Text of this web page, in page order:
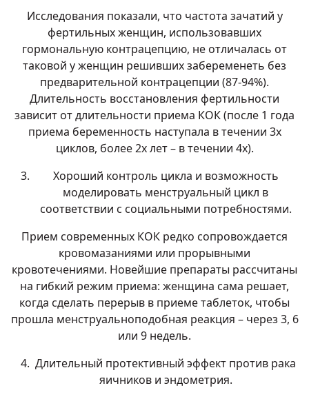
Исследования показали, что частота зачатий у
фертильных женщин, использовавших
гормональную контрацепцию, не отличалась от
таковой у женщин решивших забеременеть без
предварительной контрацепции (87-94%).
Длительность восстановления фертильности
зависит от длительности приема КОК (после 1 года
приема беременность наступала в течении 3х
циклов, более 2х лет – в течении 4х).
Хороший контроль цикла и возможность
моделировать менструальный цикл в
соответствии с социальными потребностями.
Прием современных КОК редко сопровождается
кровомазаниями или прорывными
кровотечениями. Новейшие препараты рассчитаны
на гибкий режим приема: женщина сама решает,
когда сделать перерыв в приеме таблеток, чтобы
прошла менструальноподобная реакция – через 3, 6
или 9 недель.
Длительный протективный эффект против рака
яичников и эндометрия.